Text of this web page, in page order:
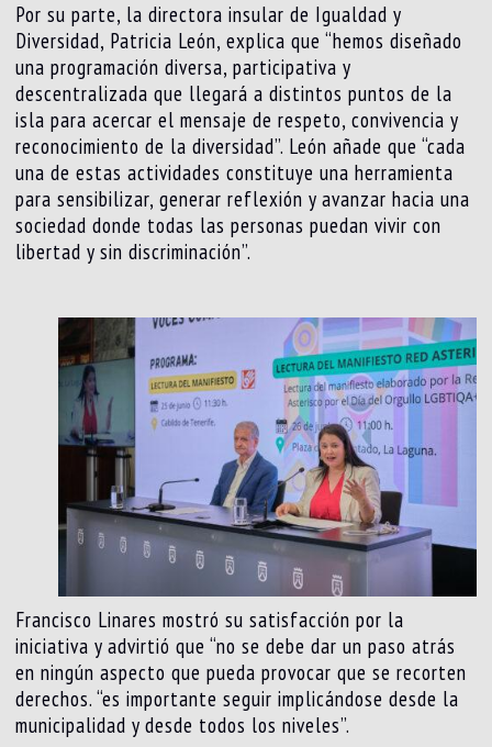
Por su parte, la directora insular de Igualdad y
Diversidad, Patricia León, explica que “hemos diseñado
una programación diversa, participativa y
descentralizada que llegará a distintos puntos de la
isla para acercar el mensaje de respeto, convivencia y
reconocimiento de la diversidad”. León añade que “cada
una de estas actividades constituye una herramienta
para sensibilizar, generar reflexión y avanzar hacia una
sociedad donde todas las personas puedan vivir con
libertad y sin discriminación”.
Francisco Linares mostró su satisfacción por la
iniciativa y advirtió que “no se debe dar un paso atrás
en ningún aspecto que pueda provocar que se recorten
derechos. “es importante seguir implicándose desde la
municipalidad y desde todos los niveles”.